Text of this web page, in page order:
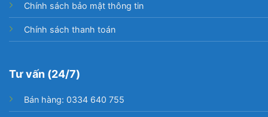
Chính sách bảo mật thông tin
Chính sách thanh toán
Tư vấn (24/7)
Bán hàng: 0334 640 755